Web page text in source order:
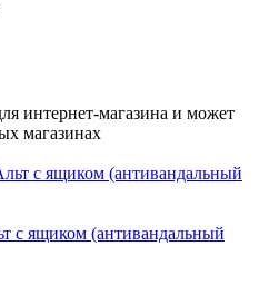
интернет-магазина и может
магазинах
с ящиком (антивандальный